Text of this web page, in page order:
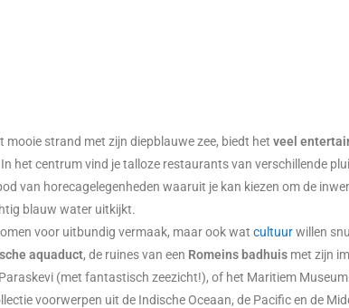
mooie strand met zijn diepblauwe zee, biedt het veel
het centrum vind je talloze restaurants van verschillende
van horecagelegenheden waaruit je kan kiezen om de
blauw water uitkijkt.
voor uitbundig vermaak, maar ook wat cultuurwillen
aquaduct, de ruines van een Romeins badhuis met zijn
(met fantastisch zeezicht!), of het Maritiem
voorwerpen uit de Indische Oceaan, de Pacific en de